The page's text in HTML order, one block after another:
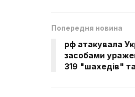
Попередня новина
рф атакувала
засобами
319 "шахедів"